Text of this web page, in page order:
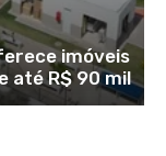
imóveis
até R$ 90 mil